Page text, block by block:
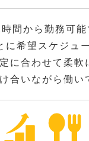
間から勤務可能
に希望スケジュ
に合わせて柔軟
合いながら働い